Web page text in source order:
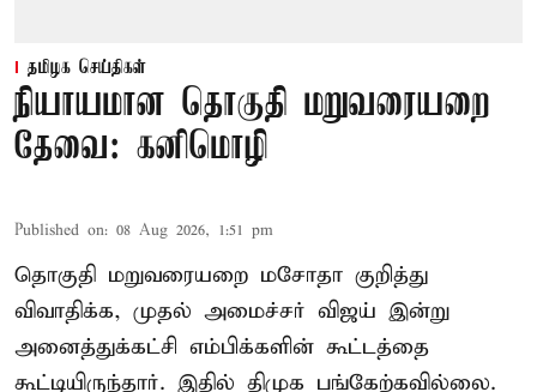
தமிழக செய்திகள்
நியாயமான தொகுதி மறுவரையறை
தேவை: கனிமொழி
Published on: 08 Aug 2026, 1:51 pm
தொகுதி மறுவரையறை மசோதா குறித்து
விவாதிக்க, முதல் அமைச்சர் விஜய் இன்று
அனைத்துக்கட்சி எம்பிக்களின் கூட்டத்தை
கூட்டியிருந்தார். இதில் திமுக பங்கேற்கவில்லை.